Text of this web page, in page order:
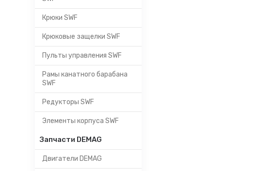
Крюки SWF
Крюковые защелки SWF
Пульты управления SWF
Рамы канатного барабана
SWF
Редукторы SWF
Элементы корпуса SWF
Запчасти DEMAG
Двигатели DEMAG